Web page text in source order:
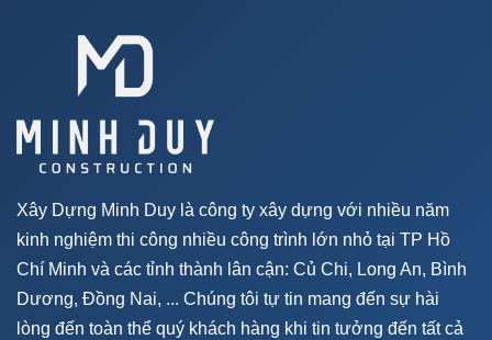
Xây Dựng Minh Duy là công ty xây dựng với nhiều năm
kinh nghiệm thi công nhiều công trình lớn nhỏ tại TP Hồ
Chí Minh và các tỉnh thành lân cận: Củ Chi, Long An, Bình
Dương, Đồng Nai, ... Chúng tôi tự tin mang đến sự hài
lòng đến toàn thể quý khách hàng khi tin tưởng đến tất cả